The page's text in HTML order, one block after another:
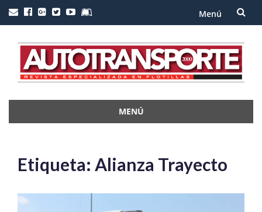
Menú
al
contenido
MENÚ
Etiqueta: Alianza Trayecto